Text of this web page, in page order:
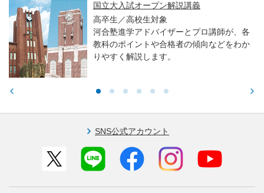
国立大入試オープン解説講義
高卒生／高校生対象
河合塾進学アドバイザーとプロ講師が、各
教科のポイントや合格者の傾向などをわか
りやすく解説します。
SNS公式アカウント